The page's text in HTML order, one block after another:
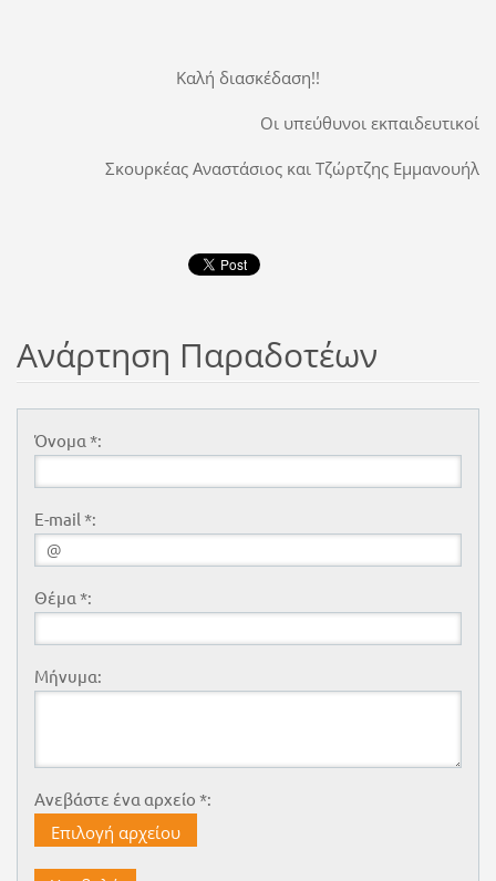
Καλή διασκέδαση!!
Οι υπεύθυνοι εκπαιδευτικοί
Σκουρκέας Αναστάσιος και Τζώρτζης Εμμανουήλ
Ανάρτηση Παραδοτέων
Όνομα *:
E-mail *:
Θέμα *:
Μήνυμα:
Ανεβάστε ένα αρχείο *:
Επιλογή αρχείου